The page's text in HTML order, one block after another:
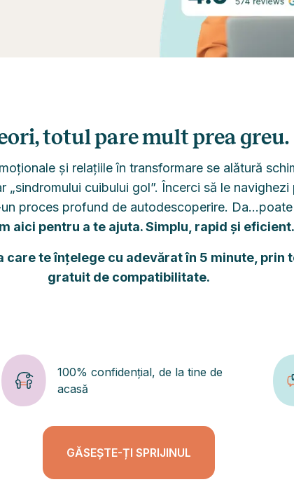
totul pare mult prea greu.
și relațiile în transformare se alătură
„sindromului cuibului gol”. Încerci să le navighezi
proces profund de autodescoperire.
aici pentru a te ajuta. Simplu, rapid și eficient.
care te înțelege cu adevărat în 5 minute, prin
gratuit de compatibilitate.
100% confidențial, de la tine de
acasă
GĂSEȘTE-ȚI SPRIJINUL